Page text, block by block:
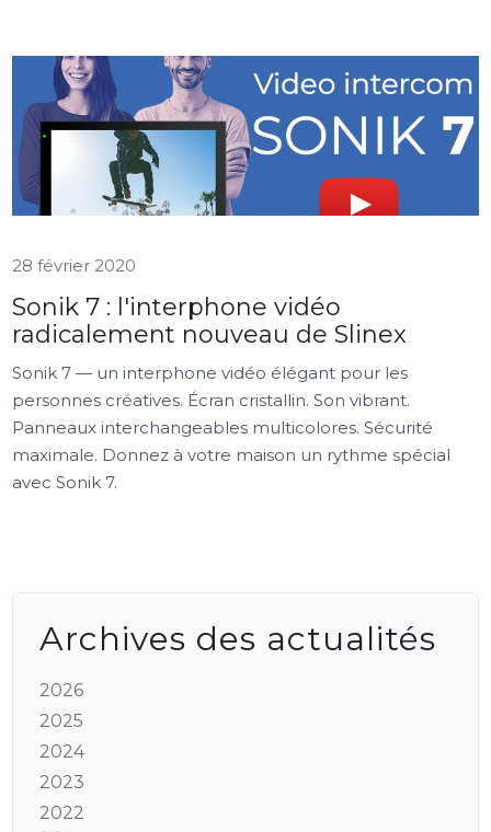
28 février 2020
Sonik 7 : l'interphone vidéo
radicalement nouveau de Slinex
Sonik 7 — un interphone vidéo élégant pour les
personnes créatives. Écran cristallin. Son vibrant.
Panneaux interchangeables multicolores. Sécurité
maximale. Donnez à votre maison un rythme spécial
avec Sonik 7.
Archives des actualités
2026
2025
2024
2023
2022